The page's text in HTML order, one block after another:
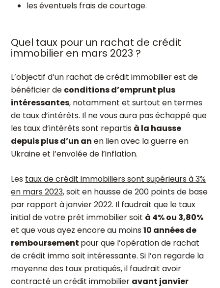
les éventuels frais de courtage.
Quel taux pour un rachat de crédit
immobilier en mars 2023 ?
L’objectif d’un rachat de crédit immobilier est de
bénéficier de conditions d’emprunt plus
intéressantes, notamment et surtout en termes
de taux d’intérêts. Il ne vous aura pas échappé que
les taux d’intérêts sont repartis à la hausse
depuis plus d’un an en lien avec la guerre en
Ukraine et l’envolée de l’inflation.
Les taux de crédit immobiliers sont supérieurs à 3%
en mars 2023, soit en hausse de 200 points de base
par rapport à janvier 2022. Il faudrait que le taux
initial de votre prêt immobilier soit à 4% ou 3,80%
et que vous ayez encore au moins10 années de
remboursement pour que l’opération de rachat
de crédit immo soit intéressante. Si l’on regarde la
moyenne des taux pratiqués, il faudrait avoir
contracté un crédit immobilier avant janvier